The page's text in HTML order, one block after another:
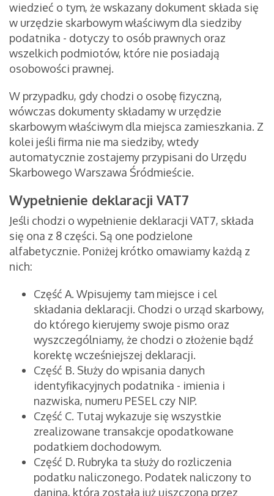
wiedzieć o tym, że wskazany dokument składa się
w urzędzie skarbowym właściwym dla siedziby
podatnika - dotyczy to osób prawnych oraz
wszelkich podmiotów, które nie posiadają
osobowości prawnej.
W przypadku, gdy chodzi o osobę fizyczną,
wówczas dokumenty składamy w urzędzie
skarbowym właściwym dla miejsca zamieszkania. Z
kolei jeśli firma nie ma siedziby, wtedy
automatycznie zostajemy przypisani do Urzędu
Skarbowego Warszawa Śródmieście.
Wypełnienie deklaracji VAT7
Jeśli chodzi o wypełnienie deklaracji VAT7, składa
się ona z 8 części. Są one podzielone
alfabetycznie. Poniżej krótko omawiamy każdą z
nich:
Część A. Wpisujemy tam miejsce i cel
składania deklaracji. Chodzi o urząd skarbowy,
do którego kierujemy swoje pismo oraz
wyszczególniamy, że chodzi o złożenie bądź
korektę wcześniejszej deklaracji.
Część B. Służy do wpisania danych
identyfikacyjnych podatnika - imienia i
nazwiska, numeru PESEL czy NIP.
Część C. Tutaj wykazuje się wszystkie
zrealizowane transakcje opodatkowane
podatkiem dochodowym.
Część D. Rubryka ta służy do rozliczenia
podatku naliczonego. Podatek naliczony to
danina, która została już uiszczona przez